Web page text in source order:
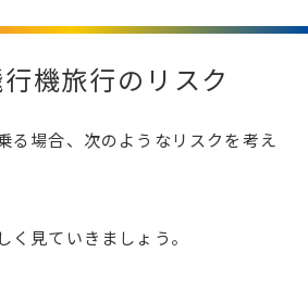
機旅行のリスク
る場合、次のようなリスクを考え
見ていきましょう。